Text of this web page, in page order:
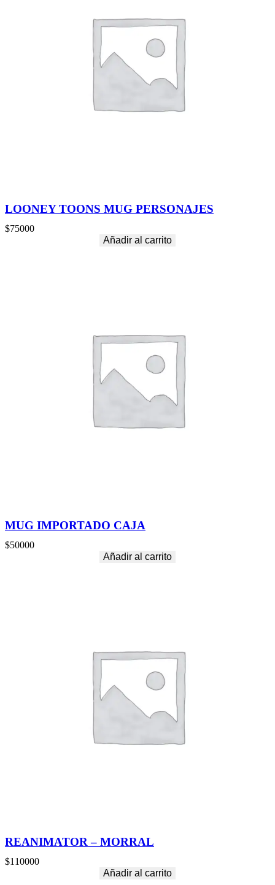
LOONEY TOONS MUG PERSONAJES
$75000
Añadir al carrito
MUG IMPORTADO CAJA
$50000
Añadir al carrito
REANIMATOR – MORRAL
$110000
Añadir al carrito